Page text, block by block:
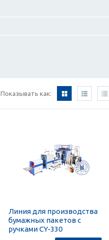
Показывать как:
Линия для производства
бумажных пакетов с
ручками CY-330